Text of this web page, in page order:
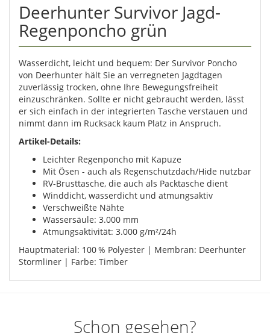
Deerhunter Survivor Jagd-
Regenponcho grün
Wasserdicht, leicht und bequem: Der Survivor Poncho
von Deerhunter hält Sie an verregneten Jagdtagen
zuverlässig trocken, ohne Ihre Bewegungsfreiheit
einzuschränken. Sollte er nicht gebraucht werden, lässt
er sich einfach in der integrierten Tasche verstauen und
nimmt dann im Rucksack kaum Platz in Anspruch.
Artikel-Details:
Leichter Regenponcho mit Kapuze
Mit Ösen - auch als Regenschutzdach/Hide nutzbar
RV-Brusttasche, die auch als Packtasche dient
Winddicht, wasserdicht und atmungsaktiv
Verschweißte Nähte
Wassersäule: 3.000 mm
Atmungsaktivität: 3.000 g/m²/24h
Hauptmaterial: 100 % Polyester | Membran: Deerhunter
Stormliner | Farbe: Timber
Schon gesehen?